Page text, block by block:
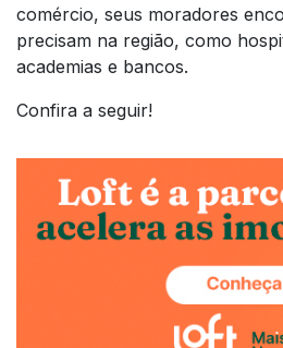
comércio, seus moradores
precisam na região, como
academias e bancos.
Confira a seguir!